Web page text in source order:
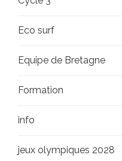
Eco surf
Equipe de Bretagne
Formation
info
jeux olympiques 2028